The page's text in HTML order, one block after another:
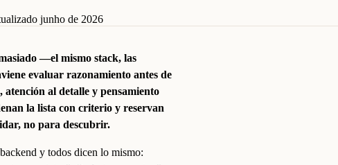
junho de 2026
—el mismo stack, las
evaluar razonamiento antes de
al detalle y pensamiento
la lista con criterio y reservan
no para descubrir.
y todos dicen lo mismo: